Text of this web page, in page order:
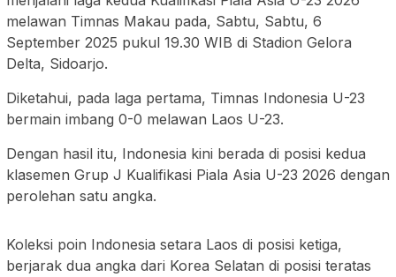
melawan Timnas Makau pada, Sabtu, Sabtu, 6
September 2025 pukul 19.30 WIB di Stadion Gelora
Delta, Sidoarjo.
Diketahui, pada laga pertama, Timnas Indonesia U-23
bermain imbang 0-0 melawan Laos U-23.
Dengan hasil itu, Indonesia kini berada di posisi kedua
klasemen Grup J Kualifikasi Piala Asia U-23 2026 dengan
perolehan satu angka.
Koleksi poin Indonesia setara Laos di posisi ketiga,
berjarak dua angka dari Korea Selatan di posisi teratas